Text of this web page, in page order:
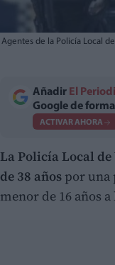
Agentes de la Policía Local
Añadir El
Google de
ACTIVAR AHORA
La Policía Local
de 38 años por una
menor de 16 años